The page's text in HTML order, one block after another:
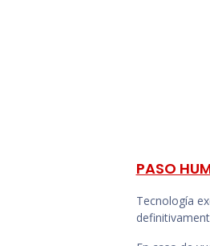
PASO
Tecnología